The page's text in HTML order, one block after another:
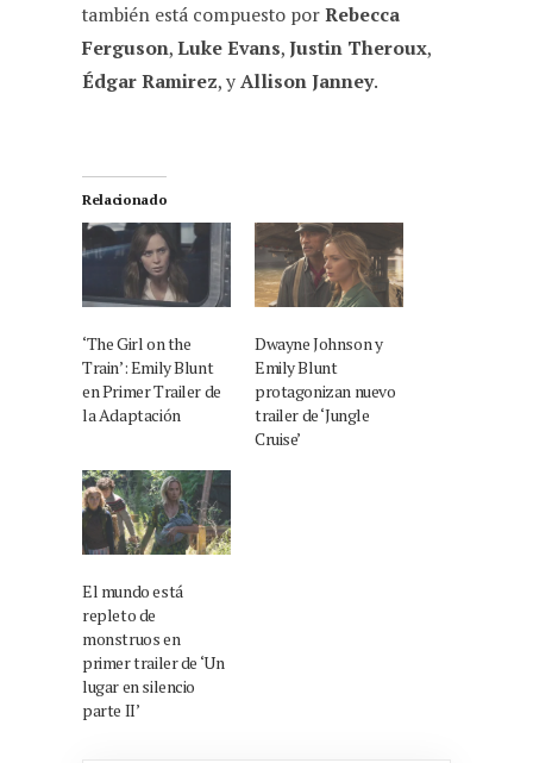
también está compuesto porRebecca
Ferguson,Luke Evans,Justin Theroux,
Édgar Ramirez, yAllison Janney.
Relacionado
‘The Girl on the
Train’: Emily Blunt
en Primer Trailer de
la Adaptación
Dwayne Johnson y
Emily Blunt
protagonizan nuevo
trailer de ‘Jungle
Cruise’
El mundo está
repleto de
monstruos en
primer trailer de ‘Un
lugar en silencio
parte II’